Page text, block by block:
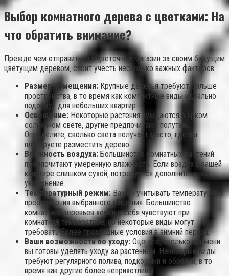
Выбор комнатного дерева с цветками: На
что обратить внимание?
Прежде чем отправиться в цветочный магазин за своим будущим
цветущим деревом‚ стоит учесть несколько важных факторов:
Размер помещения: Крупные деревья требуют больше
пространства‚ в то время как компактные виды идеально
подойдут для небольших квартир.
Освещение: Некоторые растения нуждаются в ярком
солнечном свете‚ другие предпочитают полутень.
Определите‚ сколько света получает место‚ где вы
планируете разместить дерево.
Влажность воздуха: Большинство комнатных растений
предпочитают умеренную влажность. Если воздух в вашей
квартире слишком сухой‚ потребуется дополнительное
увлажнение.
Температурный режим:Важно учитывать температурные
предпочтения выбранного растения. Большинство
комнатных деревьев хорошо себя чувствуют при
комнатной температуре‚ но некоторые виды могут
требовать более прохладные условия в зимний период.
Ваши возможности по уходу: Оцените‚ сколько времени
вы готовы уделять уходу за растением. Некоторые виды
требуют регулярного полива‚ подкормки и обрезки‚ в то
время как другие более неприхотливы.